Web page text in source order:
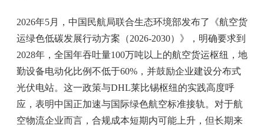
2026年5月，中国民航局联合生态环境部发布了《航空货
运绿色低碳发展行动方案（2026-2030）》，明确要求到
2028年，全国年吞吐量100万吨以上的航空货运枢纽，地
勤设备电动化比例不低于60%，并鼓励企业建设分布式
光伏电站。这一政策与DHL莱比锡枢纽的实践高度呼
应，表明中国正加速与国际绿色航空标准接轨。对于航
空物流企业而言，合规成本短期内可能上升，但长期来